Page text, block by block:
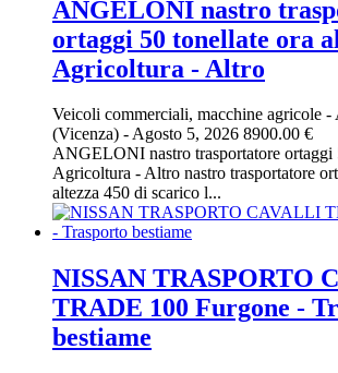
ANGELONI nastro
ortaggi 50 tonellate ora
Agricoltura - Altro
Veicoli commerciali, macchine agricole -
(Vicenza) -Agosto 5, 2026 8900.00 €
ANGELONI nastro trasportatore ortaggi
Agricoltura - Altro nastro trasportatore
altezza 450 di scarico l...
NISSAN TRASPORTO
TRADE 100 Furgone -
bestiame